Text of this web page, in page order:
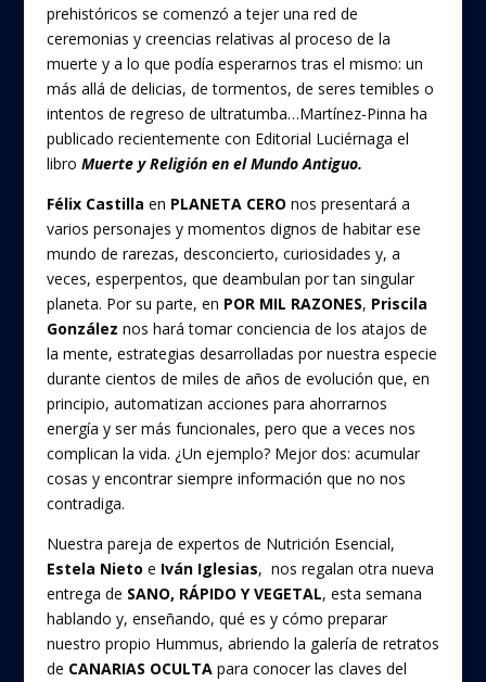
prehistóricos se comenzó a tejer una red de
ceremonias y creencias relativas al proceso de la
muerte y a lo que podía esperarnos tras el mismo: un
más allá de delicias, de tormentos, de seres temibles o
intentos de regreso de ultratumba…Martínez-Pinna ha
publicado recientemente con Editorial Luciérnaga el
libro Muerte y Religión en el Mundo Antiguo.
Félix Castilla en PLANETA CERO nos presentará a
varios personajes y momentos dignos de habitar ese
mundo de rarezas, desconcierto, curiosidades y, a
veces, esperpentos, que deambulan por tan singular
planeta. Por su parte, en POR MIL RAZONES, Priscila
González nos hará tomar conciencia de los atajos de
la mente, estrategias desarrolladas por nuestra especie
durante cientos de miles de años de evolución que, en
principio, automatizan acciones para ahorrarnos
energía y ser más funcionales, pero que a veces nos
complican la vida. ¿Un ejemplo? Mejor dos: acumular
cosas y encontrar siempre información que no nos
contradiga.
Nuestra pareja de expertos de Nutrición Esencial,
Estela Nieto e Iván Iglesias, nos regalan otra nueva
entrega de SANO, RÁPIDO Y VEGETAL, esta semana
hablando y, enseñando, qué es y cómo preparar
nuestro propio Hummus, abriendo la galería de retratos
de CANARIAS OCULTApara conocer las claves del